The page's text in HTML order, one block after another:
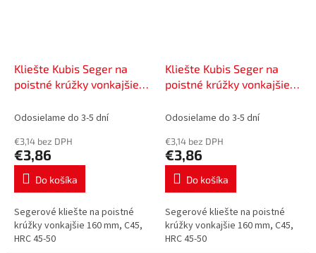
Kliešte Kubis Seger na
poistné krúžky vonkajšie
02-03-3516
Odosielame do 3-5 dní
€3,14 bez DPH
€3,86
Do košíka
Segerové kliešte na poistné
krúžky vonkajšie 160 mm, C45,
HRC 45-50
Kliešte Kubis Seger na
poistné krúžky vonkajšie
02-03-3517
Odosielame do 3-5 dní
€3,14 bez DPH
€3,86
Do košíka
Segerové kliešte na poistné
krúžky vonkajšie 160 mm, C45,
HRC 45-50